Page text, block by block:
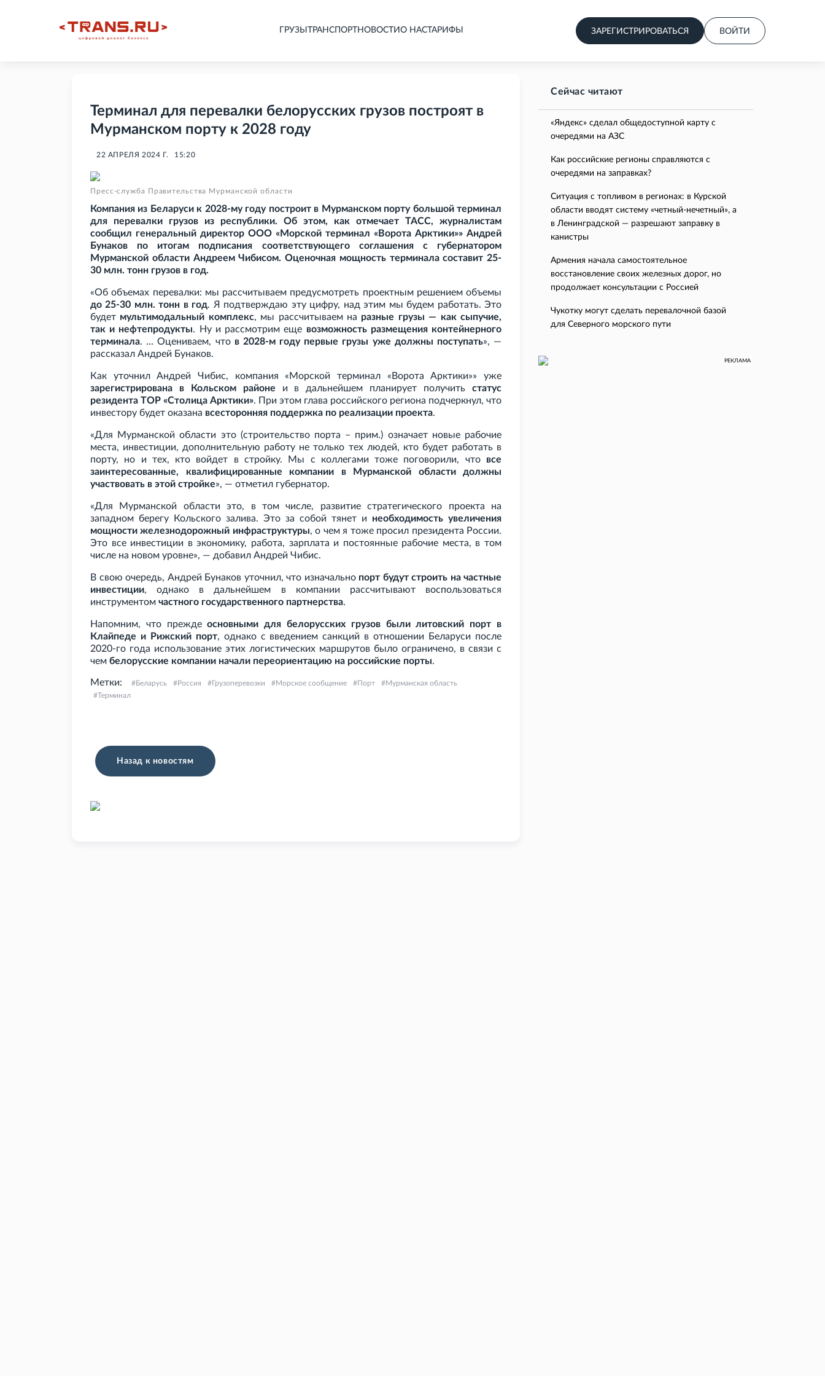
ГРУЗЫ ТРАНСПОРТНОВОСТИ О НАСТАРИФЫ ЗАРЕГИСТРИРОВАТЬСЯ ВОЙТИ
Терминал для перевалки белорусских грузов построят в
Мурманском порту к 2028 году
22 АПРЕЛЯ 2024 Г. 15:20
Пресс-служба Правительства Мурманской области
Компания из Беларуси к 2028-му году построит в Мурманском порту большой терминал
для перевалки грузов из республики. Об этом, как отмечает ТАСС, журналистам
сообщил генеральный директор ООО «Морской терминал «Ворота Арктики»» Андрей
Бунаков по итогам подписания соответствующего соглашения с губернатором
Мурманской области Андреем Чибисом. Оценочная мощность терминала составит 25-
30 млн. тонн грузов в год.
«Об объемах перевалки: мы рассчитываем предусмотреть проектным решением объемы
до 25-30 млн. тонн в год. Я подтверждаю эту цифру, над этим мы будем работать. Это
будет мультимодальный комплекс, мы рассчитываем на разные грузы — как сыпучие,
так и нефтепродукты. Ну и рассмотрим еще возможность размещения контейнерного
терминала. ... Оцениваем, что в 2028-м году первые грузы уже должны поступать», —
рассказал Андрей Бунаков.
Как уточнил Андрей Чибис, компания «Морской терминал «Ворота Арктики»» уже
зарегистрирована в Кольском районе и в дальнейшем планирует получитьстатус
резидента ТОР «Столица Арктики». При этом глава российского региона подчеркнул, что
инвестору будет оказана всесторонняя поддержка по реализации проекта.
«Для Мурманской области это (строительство порта – прим.) означает новые рабочие
места, инвестиции, дополнительную работу не только тех людей, кто будет работать в
порту, но и тех, кто войдет в стройку. Мы с коллегами тоже поговорили, что все
заинтересованные, квалифицированные компании в Мурманской области должны
участвовать в этой стройке», — отметил губернатор.
«Для Мурманской области это, в том числе, развитие стратегического проекта на
западном берегу Кольского залива. Это за собой тянет и необходимость увеличения
мощности железнодорожный инфраструктуры, о чем я тоже просил президента России.
Это все инвестиции в экономику, работа, зарплата и постоянные рабочие места, в том
числе на новом уровне», — добавил Андрей Чибис.
В свою очередь, Андрей Бунаков уточнил, что изначально порт будут строить на частные
инвестиции, однако в дальнейшем в компании рассчитывают воспользоваться
инструментом частного государственного партнерства.
Напомним, что преждеосновными для белорусских грузов были литовский порт в
Клайпеде и Рижский порт, однако с введением санкций в отношении Беларуси после
2020-го года использование этих логистических маршрутов было ограничено, в связи с
чем белорусские компании начали переориентацию на российские порты.
Метки: Беларусь Россия Грузоперевозки Морское сообщение Порт
Мурманская область
Терминал
Назад к новостям
Сейчас читают
«Яндекс» сделал общедоступной карту с
очередями на АЗС
Как российские регионы справляются с
очередями на заправках?
Ситуация с топливом в регионах: в Курской
области вводят систему «четный-нечетный», а
в Ленинградской — разрешают заправку в
канистры
Армения начала самостоятельное
восстановление своих железных дорог, но
продолжает консультации с Россией
Чукотку могут сделать перевалочной базой
для Северного морского пути
РЕКЛАМА